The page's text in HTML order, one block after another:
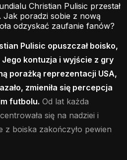
Christian Pulisic przestał
Jak poradzi sobie z nową
odzyskać zaufanie fanów?
Pulisic opuszczał boisko,
Jego kontuzja i wyjście z gry
porażką reprezentacji USA,
zmieniła się percepcja
futbolu. Od lat każda
się na nadziei i
z boiska zakończyło pewien